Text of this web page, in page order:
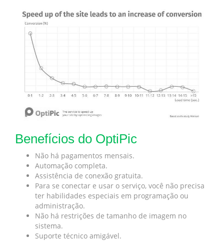
Benefícios do OptiPic
Não há pagamentos mensais.
Automação completa.
Assistência de conexão gratuita.
Para se conectar e usar o serviço, você não precisa
ter habilidades especiais em programação ou
administração.
Não há restrições de tamanho de imagem no
sistema.
Suporte técnico amigável.